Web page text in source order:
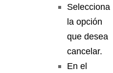
Selecciona
la opción
que desea
cancelar.
En el